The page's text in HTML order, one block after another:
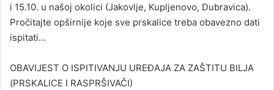
i 15.10. u našoj okolici (Jakovlje, Kupljenovo, Dubravica).
Pročitajte opširnije koje sve prskalice treba obavezno dati
ispitati…
OBAVIJEST O ISPITIVANJU UREĐAJA ZA ZAŠTITU BILJA
(PRSKALICE I RASPRŠIVAČI)